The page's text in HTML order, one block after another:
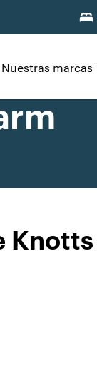
Nuestras marcas